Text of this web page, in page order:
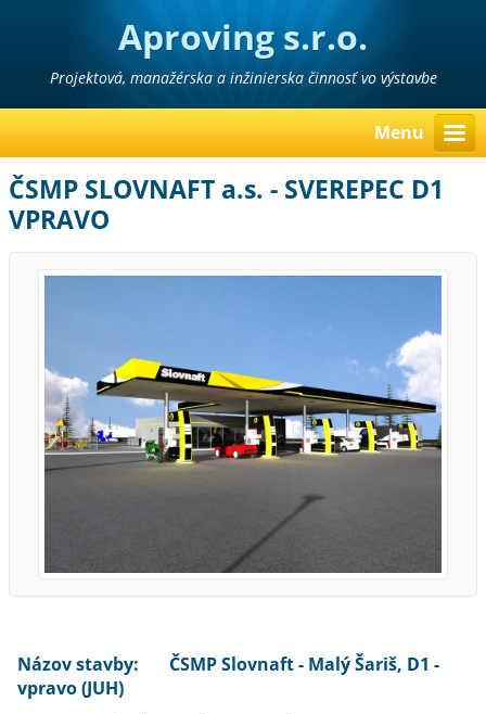
Aproving s.r.o.
Projektová, manažérska a inžinierska činnosť vo výstavbe
Menu
ČSMP SLOVNAFT a.s. - SVEREPEC D1
VPRAVO
Názov stavby: ČSMP Slovnaft - Malý Šariš, D1 -
vpravo (JUH)